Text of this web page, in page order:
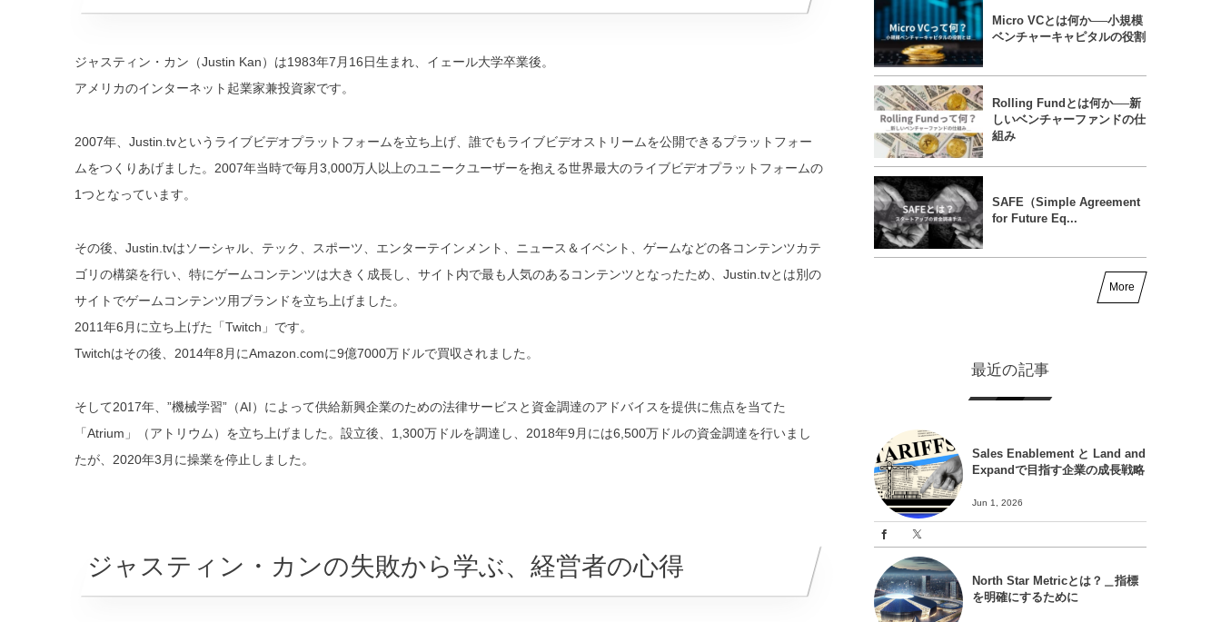
ジャスティン・カン（Justin Kan）は1983年7月16日生まれ、イェール大学卒業後。
アメリカのインターネット起業家兼投資家です。
2007年、Justin.tvというライブビデオプラットフォームを立ち上げ、誰でもライブビデオストリームを公開できるプラットフォー
ムをつくりあげました。2007年当時で毎月3,000万人以上のユニークユーザーを抱える世界最大のライブビデオプラットフォームの
1つとなっています。
その後、Justin.tvはソーシャル、テック、スポーツ、エンターテインメント、ニュース＆イベント、ゲームなどの各コンテンツカテ
ゴリの構築を行い、特にゲームコンテンツは大きく成長し、サイト内で最も人気のあるコンテンツとなったため、Justin.tvとは別の
サイトでゲームコンテンツ用ブランドを立ち上げました。
2011年6月に立ち上げた「Twitch」です。
Twitchはその後、2014年8月にAmazon.comに9億7000万ドルで買収されました。
そして2017年、”機械学習”（AI）によって供給新興企業のための法律サービスと資金調達のアドバイスを提供に焦点を当てた
「Atrium」（アトリウム）を立ち上げました。設立後、1,300万ドルを調達し、2018年9月には6,500万ドルの資金調達を行いまし
たが、2020年3月に操業を停止しました。
ジャスティン・カンの失敗から学ぶ、経営者の心得
Micro VCとは何か──小規模
ベンチャーキャピタルの役割
Rolling Fundとは何か──新
しいベンチャーファンドの仕
組み
SAFE（Simple Agreement
for Future Eq...
More
最近の記事
Sales Enablement と Land and
Expandで目指す企業の成長戦略
Jun 1, 2026
North Star Metricとは？＿指標
を明確にするために